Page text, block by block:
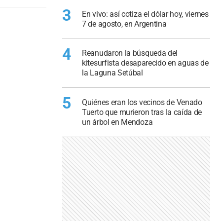
3
En vivo: así cotiza el dólar hoy, viernes
7 de agosto, en Argentina
4
Reanudaron la búsqueda del
kitesurfista desaparecido en aguas de
la Laguna Setúbal
5
Quiénes eran los vecinos de Venado
Tuerto que murieron tras la caída de
un árbol en Mendoza